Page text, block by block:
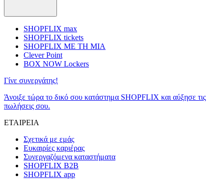
SHOPFLIX max
SHOPFLIX tickets
SHOPFLIX ΜΕ ΤΗ ΜΙΑ
Clever Point
BOX NOW Lockers
Γίνε συνεργάτης!
Άνοιξε τώρα το δικό σου κατάστημα SHOPFLIX και αύξησε τις
πωλήσεις σου.
ΕΤΑΙΡΕΙΑ
Σχετικά με εμάς
Ευκαιρίες καριέρας
Συνεργαζόμενα καταστήματα
SHOPFLIX B2B
SHOPFLIX app